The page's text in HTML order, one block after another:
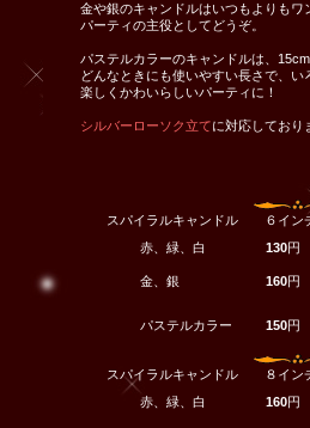
金や銀のキャンドルはいつもよりもワ
パーティの主役としてどうぞ。
パステルカラーのキャンドルは、
どんなときにも使いやすい長さで、い
楽しくかわいらしいパーティに！
シルバーローソク立てに対応しており
スパイラルキャンドル ６イン
赤、緑、白
130円
金、銀 160円
パステルカラー 150円
スパイラルキャンドル ８イン
赤、緑、白
160円